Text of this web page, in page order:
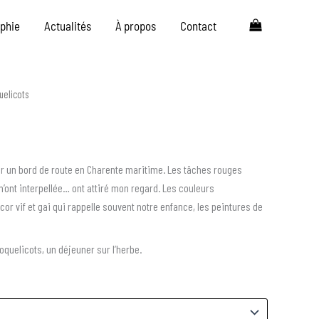
Actualités À propos Contact
un bord de route en Charente maritime. Les tâches rouges
interpellée… ont attiré mon regard. Les couleurs
vif et gai qui rappelle souvent notre enfance, les peintures de
un déjeuner sur l’herbe.